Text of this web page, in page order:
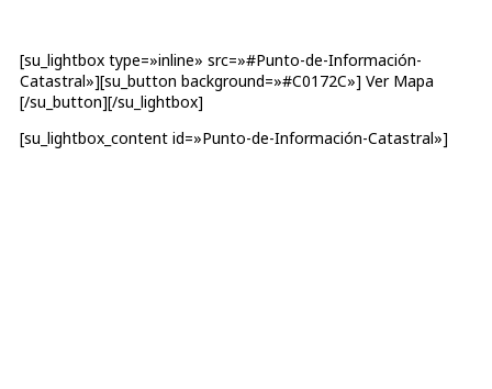
[su_lightbox type=»inline» src=»#Punto-de-Información-
Catastral»][su_button background=»#C0172C»] Ver Mapa
[/su_button][/su_lightbox]
[su_lightbox_content id=»Punto-de-Información-Catastral»]